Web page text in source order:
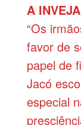
A
“Os
favor de
papel de
Jacó
especial